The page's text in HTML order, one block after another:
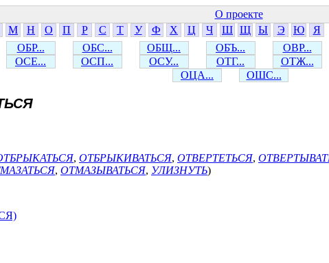
О проекте
М Н О П Р С Т У Ф Х Ц Ч Ш Щ Ы Э Ю
Я
ОБР... ОБС... ОБЩ... ОБЪ... ОВР...
ОСЕ... ОСП... ОСУ... ОТГ... ОТЖ...
ОЦА...
ОШС...
, ОТБРЫКИВАТЬСЯ, ОТВЕРТЕТЬСЯ,
, ОТМАЗЫВАТЬСЯ, УЛИЗНУТЬ)